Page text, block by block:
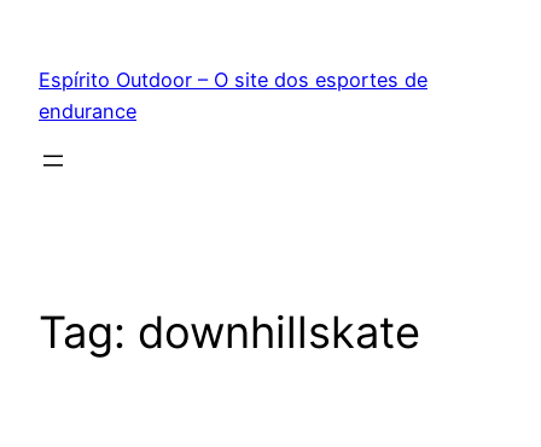
conteúdo
Espírito Outdoor – O site dos esportes de
endurance
Tag: downhillskate